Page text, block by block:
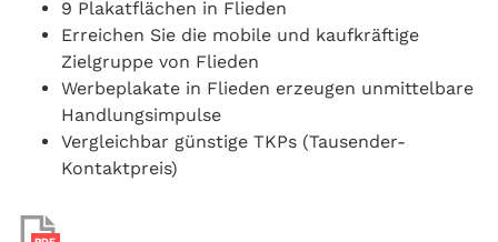
9 Plakatflächen in Flieden
Erreichen Sie die mobile und kaufkräftige
Zielgruppe von Flieden
Werbeplakate in Flieden erzeugen unmittelbare
Handlungsimpulse
Vergleichbar günstige TKPs (Tausender-
Kontaktpreis)